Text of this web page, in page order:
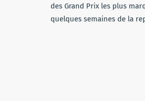
des Grand Prix les plus
quelques semaines de la